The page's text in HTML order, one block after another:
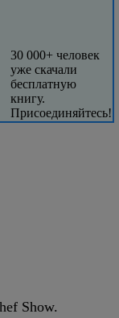
30 000+ человек
уже скачали
бесплатную
книгу.
Присоединяйтесь!
Show.